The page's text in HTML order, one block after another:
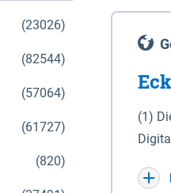
(23026)
(82544)
(57064)
(61727)
(820)
(1)
WGS